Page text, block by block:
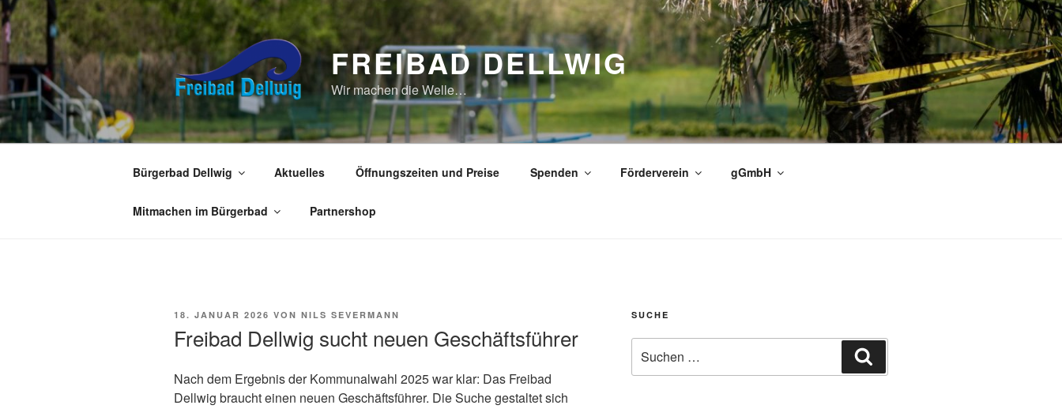
Zum
Inhalt
springen
FREIBAD DELLWIG
Wir machen die Welle…
Bürgerbad Dellwig Aktuelles Öffnungszeiten und Preise Spenden Förderverein gGmbH
Mitmachen im Bürgerbad Partnershop
VERÖFFENTLICHT
18. JANUAR 2026 VON NILS SEVERMANN
Freibad Dellwig sucht neuen Geschäftsführer
Nach dem Ergebnis der Kommunalwahl 2025 war klar: Das Freibad
Dellwig braucht einen neuen Geschäftsführer. Die Suche gestaltet sich
SUCHE
nach: